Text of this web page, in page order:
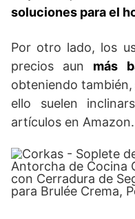
soluciones para el
Por otro lado, los
precios aun más
obteniendo también,
ello suelen
artículos en Amazon.